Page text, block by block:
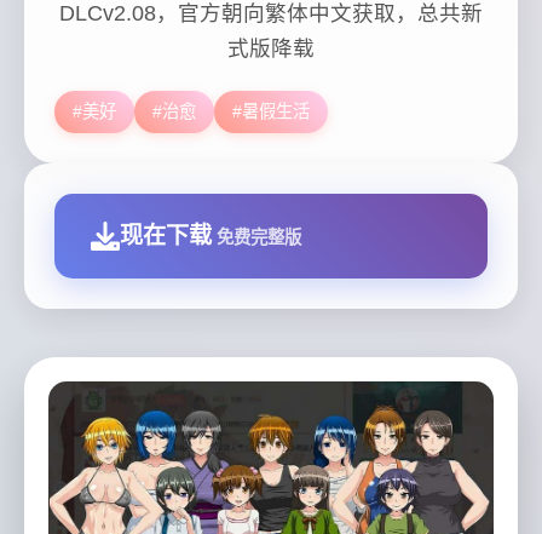
DLCv2.08，官方朝向繁体中文获取，总共新
式版降载
#美好 #治愈 #暑假生活
现在下载 免费完整版